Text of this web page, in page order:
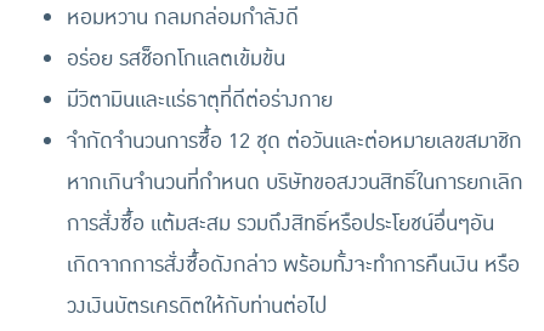
หอมหวาน กลมกล่อมกำลังดี
อร่อย รสช็อกโกแลตเข้มข้น
มีวิตามินและแร่ธาตุที่ดีต่อร่างกาย
จำกัดจำนวนการซื้อ 12 ชุด ต่อวันและต่อหมายเลขสมาชิก
หากเกินจำนวนที่กำหนด บริษัทขอสงวนสิทธิ์ในการยกเลิก
การสั่งซื้อ แต้มสะสม รวมถึงสิทธิ์หรือประโยชน์อื่นๆอัน
เกิดจากการสั่งซื้อดังกล่าว พร้อมทั้งจะทำการคืนเงิน หรือ
วงเงินบัตรเครดิตให้กับท่านต่อไป